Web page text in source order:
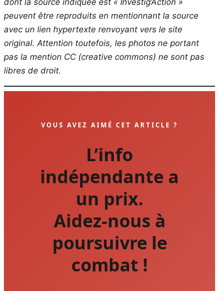
dont la source indiquée est « Investig’Action »
peuvent être reproduits en mentionnant la source
avec un lien hypertexte renvoyant vers le site
original. Attention toutefois, les photos ne portant
pas la mention CC (creative commons) ne sont pas
libres de droit.
VOUS AVEZ AIMÉ CET ARTICLE ?
L’info
indépendante a
un prix.
Aidez-nous à
poursuivre le
combat !